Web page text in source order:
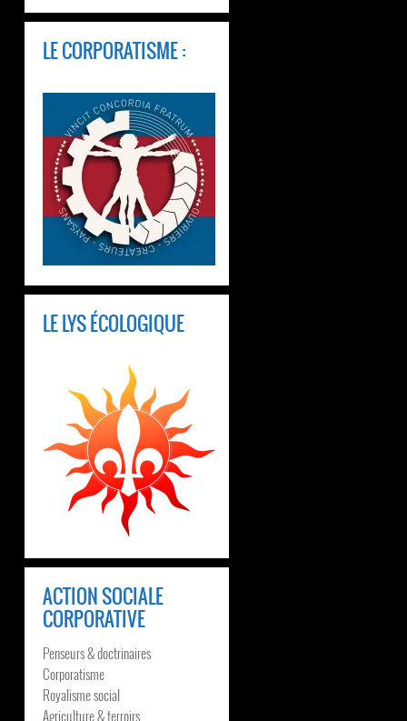
LE CORPORATISME :
LE LYS ÉCOLOGIQUE
ACTION SOCIALE
CORPORATIVE
Penseurs & doctrinaires
Corporatisme
Royalisme social
Agriculture & terroirs